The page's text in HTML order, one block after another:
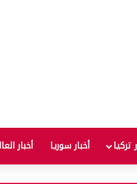
تركيا أخبار سوريا أخبار